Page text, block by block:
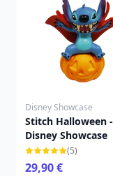
Disney Showcase
Stitch Halloween -
Disney Showcase
(5)
29,90 €